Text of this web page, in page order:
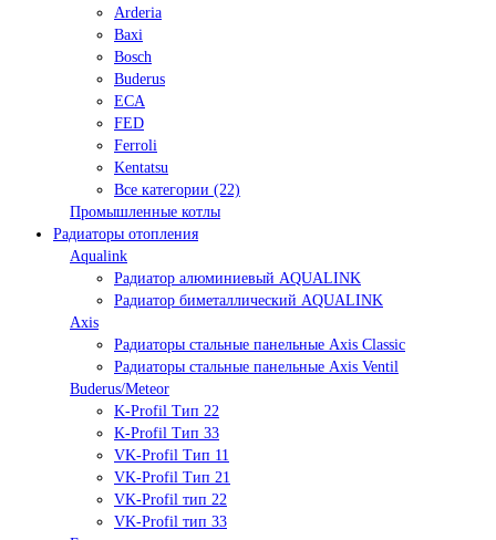
Arderia
Baxi
Bosch
Buderus
ECA
FED
Ferroli
Kentatsu
Все категории (22)
Промышленные котлы
Радиаторы отопления
Aqualink
Радиатор алюминиевый AQUALINK
Радиатор биметаллический AQUALINK
Axis
Радиаторы стальные панельные Axis Classic
Радиаторы стальные панельные Axis Ventil
Buderus/Meteor
K-Profil Тип 22
K-Profil Тип 33
VK-Profil Тип 11
VK-Profil Тип 21
VK-Profil тип 22
VK-Profil тип 33